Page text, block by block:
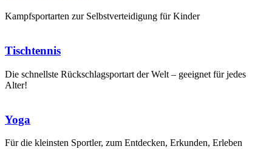
Kampfsportarten zur Selbstverteidigung für Kinder
Tischtennis
Die schnellste Rückschlagsportart der Welt – geeignet für jedes
Alter!
Yoga
Für die kleinsten Sportler, zum Entdecken, Erkunden, Erleben